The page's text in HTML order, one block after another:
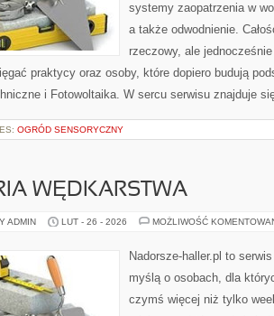
systemy zaopatrzenia w
a także odwodnienie.
rzeczowy, ale
praktycy oraz osoby, które dopiero budują
i Fotowoltaika. W sercu serwisu znajduje
OGRÓD SENSORYCZNY
WĘDKARSTWA
ADMIN LUT - 26 - 2026 MOŻLIWOŚĆ
Nadorsze-haller.pl to
myślą o osobach, dla
czymś więcej niż tylko